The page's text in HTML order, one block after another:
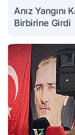
Anız Yangını
Birbirine Girdi